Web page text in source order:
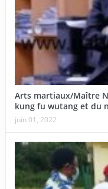
Arts martiaux/Maître
kung fu wutang et du
juin 01, 2022